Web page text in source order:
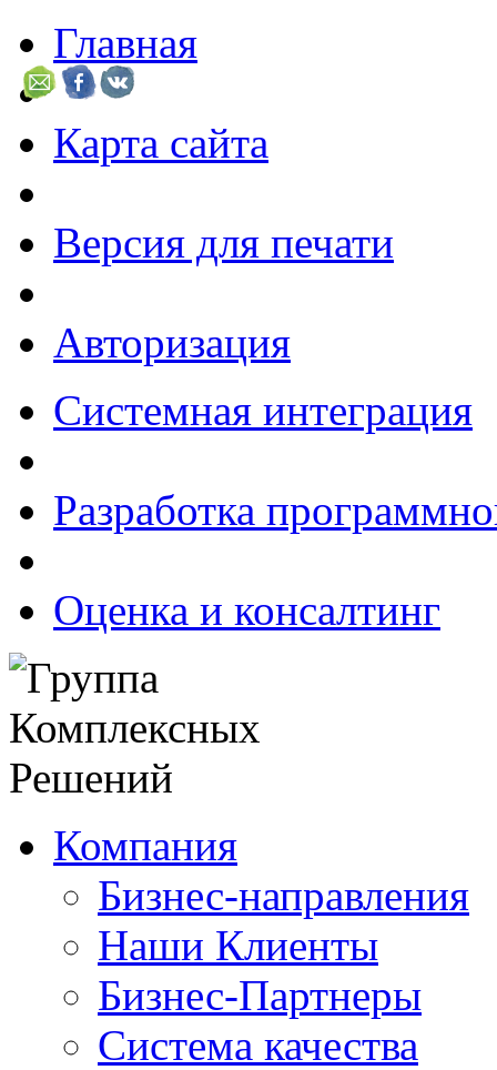
Главная
Карта сайта
Версия для печати
Авторизация
Системная интеграция
Разработка
Оценка и консалтинг
Компания
Бизнес-направления
Наши Клиенты
Бизнес-Партнеры
Система качества